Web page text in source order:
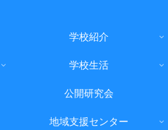
学校紹介
学校生活
公開研究会
地域支援センター